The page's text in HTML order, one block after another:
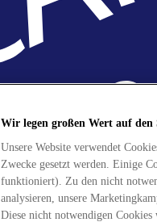
Wir legen großen Wert auf
Unsere Website verwendet
Zwecke gesetzt werden. Einige
funktioniert). Zu den nicht
analysieren, unsere
Diese nicht notwendigen